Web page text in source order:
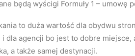
będą wyścigi Formuły 1 – umowę
to duża wartość dla obydwu
dla agencji bo jest to dobre miejsce,
a także samej destynacji.